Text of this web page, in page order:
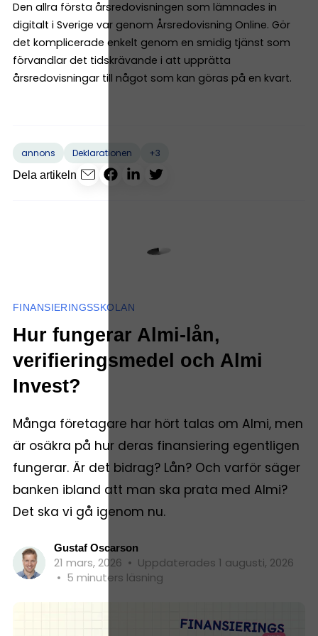
Den allra första årsredovisningen som lämnades in
digitalt i Sverige var genom Årsredovisning Online. Gör
det komplicerade enkelt genom en smidig tjänst som
förvandlar det tidskrävande i att upprätta
årsredovisningar till något som kan göras på en kvart.
annons Deklarationen
+3
Dela artikeln
FINANSIERINGSSKOLAN
Hur fungerar Almi-lån,
verifieringsmedel och Almi
Invest?
Många företagare har hört talas om Almi, men
är osäkra på hur deras finansiering egentligen
fungerar. Är det bidrag? Lån? Och varför säger
banken ibland att man ska prata med Almi?
Det ska vi gå igenom nu.
Gustaf Oscarson
21 mars, 2026 • Uppdaterades 1 augusti, 2026
• 5 minuters läsning